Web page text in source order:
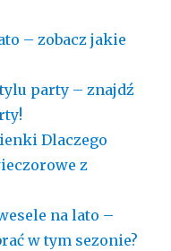
– zobacz jakie
party – znajdź
Dlaczego
z
na lato –
w tym sezonie?